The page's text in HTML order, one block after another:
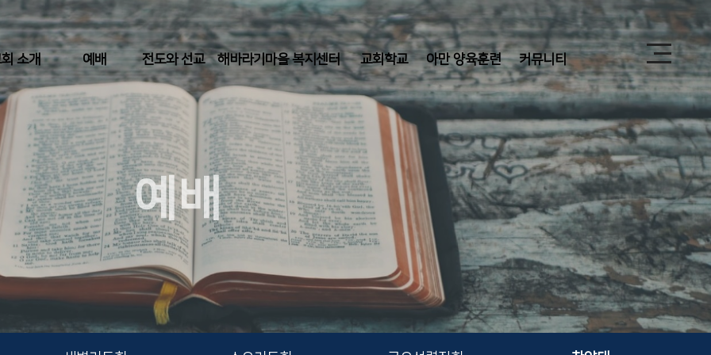
소개 예배 전도와 선교 해바라기마을 복지센터 교회학교 아만 양육훈련 커뮤니티
예배